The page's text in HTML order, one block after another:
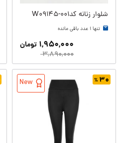
شلوار زنانه کدW09145-001
تنها ۱ عدد باقی مانده
۳,۸۹۰,۰۰۰
۱,۹۵۰,۰۰۰ تومان
۳۰ New